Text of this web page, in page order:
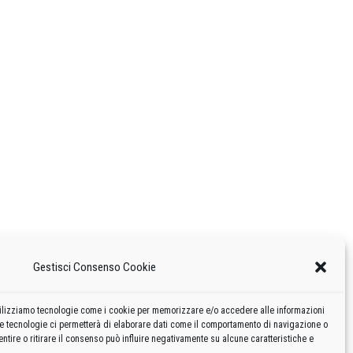
Gestisci Consenso Cookie
tecnologie come i cookie per memorizzare e/o accedere alle informazioni
tecnologie ci permetterà di elaborare dati come il comportamento di navigazione o
o ritirare il consenso può influire negativamente su alcune caratteristiche e